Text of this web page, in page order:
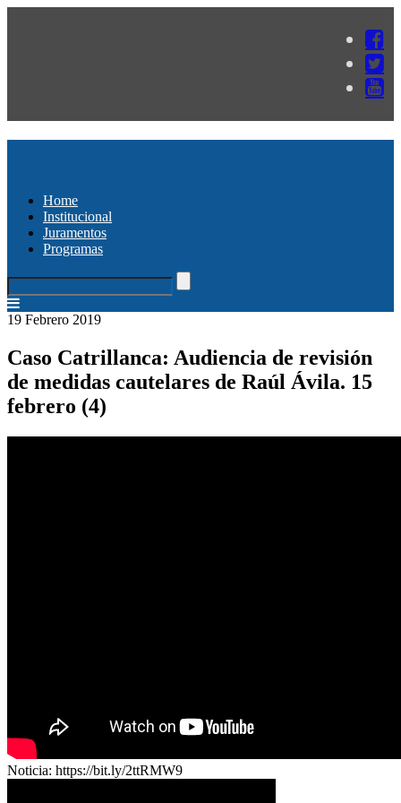
Home
Institucional
Juramentos
Programas
19 Febrero 2019
Caso Catrillanca: Audiencia de revisión
de medidas cautelares de Raúl Ávila. 15
febrero (4)
Noticia: https://bit.ly/2ttRMW9